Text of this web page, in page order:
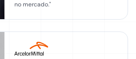
no mercado."